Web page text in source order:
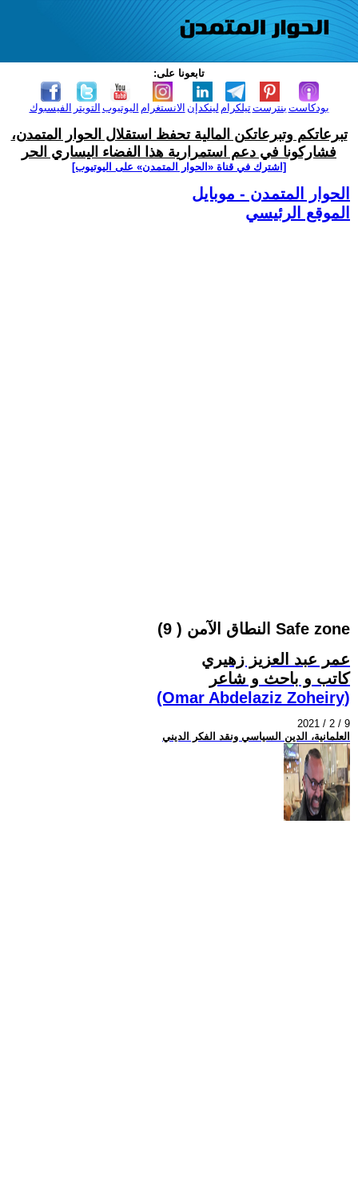
تابعونا على:
الفيسبوك التويتر اليوتيوب الانستغرام لينكدإن تيلكرامبنترست بودكاست
تبرعاتكم وتبرعاتكن المالية تحفظ استقلال الحوار المتمدن،
فشاركونا في دعم استمرارية هذا الفضاء اليساري الحر
[اشترك في قناة ‫«الحوار المتمدن» على اليوتيوب]
الحوار المتمدن - موبايل
الموقع الرئيسي
النطاق الآمن ( 9) Safe zone
عمر عبد العزيز زهيري
كاتب و باحث و شاعر
(Omar Abdelaziz Zoheiry)
2021 / 2 / 9
العلمانية، الدين السياسي ونقد الفكر الديني